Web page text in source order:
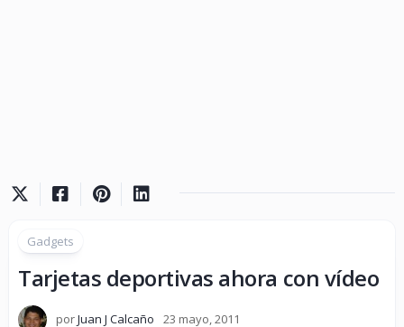
Gadgets
Tarjetas deportivas ahora con vídeo
porJuan J Calcaño 23 mayo, 2011